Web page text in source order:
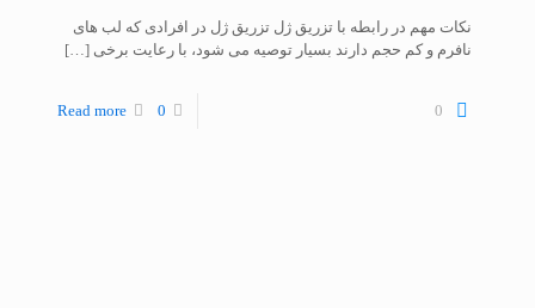
نکات مهم در رابطه با تزریق ژل تزریق ژل در افرادی که لب های
نافرم و کم حجم دارند بسیار توصیه می شود، با رعایت برخی […]
0
0
Read more